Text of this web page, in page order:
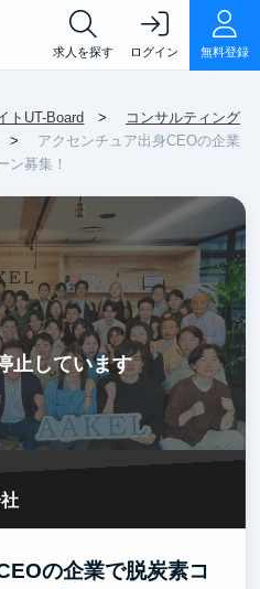
求人を探す ログイン 無料登録
トUT-Board
コンサルティング
アクセンチュア出身CEOの企業
ン募集！
止しています
の企業で脱炭素コ